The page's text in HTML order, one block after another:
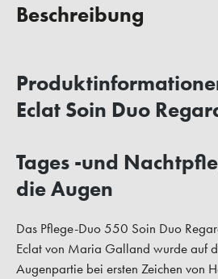
Beschreibung
Eclat Soin Duo
Tages -und
die Augen
Das Pflege-Duo 550 Soin Duo
Eclat von Maria Galland wurde auf
Augenpartie bei ersten Zeichen von